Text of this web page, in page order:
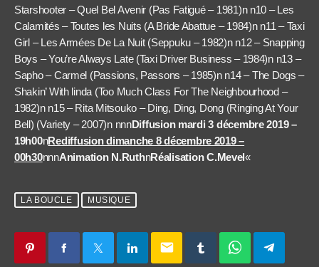
Starshooter – Quel Bel Avenir (Pas Fatigué – 1981)n n10 – Les
Calamités – Toutes les Nuits (A Bride Abattue – 1984)n n11 – Taxi
Girl – Les Armées De La Nuit (Seppuku – 1982)n n12 – Snapping
Boys – You’re Always Late (Taxi Driver Business – 1984)n n13 –
Sapho – Carmel (Passions, Passons – 1985)n n14 – The Dogs –
Shakin’ With linda (Too Much Class For The Neighbourhood –
1982)n n15 – Rita Mitsouko – Ding, Ding, Dong (Ringing At Your
Bell) (Variety – 2007)n nnnDiffusion mardi 3 décembre 2019 –
19h00nRediffusion dimanche 8 décembre 2019 –
00h30nnnAnimation N.RuthnRéalisation C.Mevel«
LA BOUCLE MUSIQUE
email